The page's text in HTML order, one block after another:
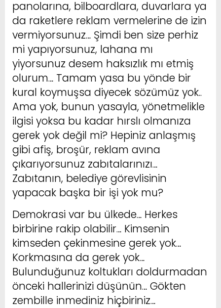
panolarına, bilboardlara, duvarlara ya
da raketlere reklam vermelerine de izin
vermiyorsunuz… Şimdi ben size perhiz
mi yapıyorsunuz, lahana mı
yiyorsunuz desem haksızlık mı etmiş
olurum… Tamam yasa bu yönde bir
kural koymuşsa diyecek sözümüz yok..
Ama yok, bunun yasayla, yönetmelikle
ilgisi yoksa bu kadar hırslı olmanıza
gerek yok değil mi? Hepiniz anlaşmış
gibi afiş, broşür, reklam avına
çıkarıyorsunuz zabıtalarınızı…
Zabıtanın, belediye görevlisinin
yapacak başka bir işi yok mu?
Demokrasi var bu ülkede… Herkes
birbirine rakip olabilir… Kimsenin
kimseden çekinmesine gerek yok…
Korkmasına da gerek yok…
Bulunduğunuz koltukları doldurmadan
önceki hallerinizi düşünün… Gökten
zembille inmediniz hiçbiriniz…